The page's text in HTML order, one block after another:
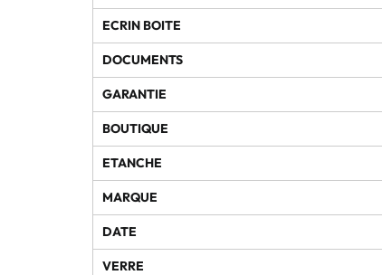
ECRIN BOITE
DOCUMENTS
GARANTIE
BOUTIQUE
ETANCHE
MARQUE
DATE
VERRE